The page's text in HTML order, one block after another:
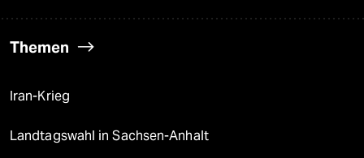
Themen
Iran-Krieg
Landtagswahl in Sachsen-Anhalt